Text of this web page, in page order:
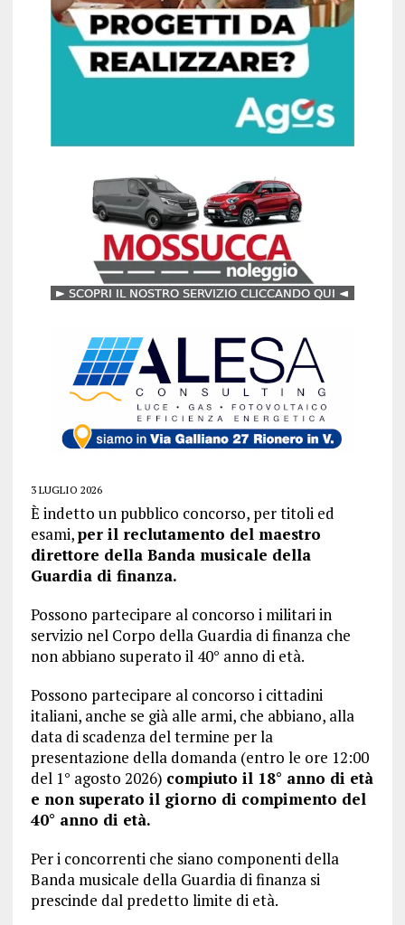
3 LUGLIO 2026
È indetto un pubblico concorso, per titoli ed
esami,per il reclutamento del maestro
direttore della Banda musicale della
Guardia di finanza.
Possono partecipare al concorso i militari in
servizio nel Corpo della Guardia di finanza che
non abbiano superato il 40° anno di età.
Possono partecipare al concorso i cittadini
italiani, anche se già alle armi, che abbiano, alla
data di scadenza del termine per la
presentazione della domanda (entro le ore 12:00
del 1° agosto 2026) compiuto il 18° anno di età
e non superato il giorno di compimento del
40° anno di età.
Per i concorrenti che siano componenti della
Banda musicale della Guardia di finanza si
prescinde dal predetto limite di età.